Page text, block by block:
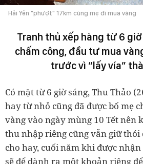
Hải Yến "phượt" 17km cùng mẹ đi mua vàng
Tranh thủ xếp hàng từ 6
chấm công, đầu tư mua
trước vì “lấy vía”
Có mặt từ 6 giờ sáng, Thu Thảo
hay từ nhỏ cũng đã được bố mẹ
vàng vào ngày mùng 10 Tết nên
thu nhập riêng cũng vẫn giữ thói
cho hay, cuối năm khi được
sẽ để dành ra một khoản riêng